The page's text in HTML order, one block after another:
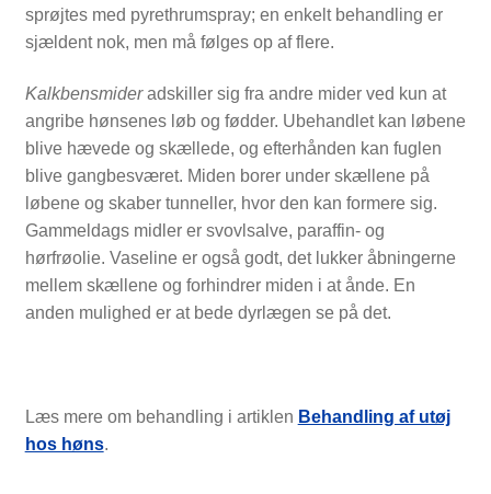
sprøjtes med pyrethrumspray; en enkelt behandling er
sjældent nok, men må følges op af flere.
Kalkbensmideradskiller sig fra andre mider ved kun at
angribe hønsenes løb og fødder. Ubehandlet kan løbene
blive hævede og skællede, og efterhånden kan fuglen
blive gangbesværet. Miden borer under skællene på
løbene og skaber tunneller, hvor den kan formere sig.
Gammeldags midler er svovlsalve, paraffin- og
hørfrøolie. Vaseline er også godt, det lukker åbningerne
mellem skællene og forhindrer miden i at ånde. En
anden mulighed er at bede dyrlægen se på det.
Læs mere om behandling i artiklen Behandling af utøj
hos høns.